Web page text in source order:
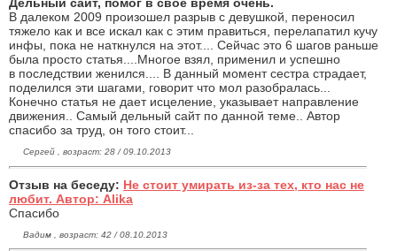
В далеком 2009 произошел разрыв с девушкой, переносил
тяжело как и все искал как с этим правиться, перелапатил кучу
инфы, пока не наткнулся на этот.... Сейчас это 6 шагов раньше
была просто статья....Многое взял, применил и успешно
в последствии женился.... В данный момент сестра страдает,
поделился эти шагами, говорит что мол разобралась...
Конечно статья не дает исцеление, указывает направление
движения.. Самый дельный сайт по данной теме.. Автор
спасибо за труд, он того стоит...
Сергей , возраст: 28 / 09.10.2013
Отзыв на беседу: Не стоит умирать из-за тех, кто нас не
любит. Автор: Alika
Спасибо
Вадим , возраст: 42 / 08.10.2013